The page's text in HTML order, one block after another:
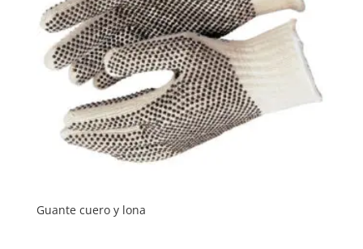
Guante cuero y lona